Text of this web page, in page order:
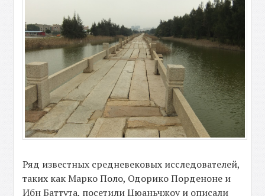
Ряд известных средневековых исследователей,
таких как Марко Поло, Одорико Порденоне и
Ибн Баттута, посетили Цюаньчжоу и описали